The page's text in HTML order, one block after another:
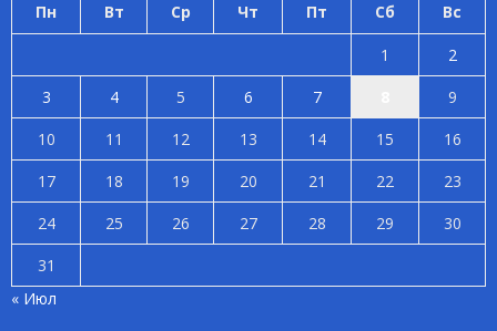
Пн Вт Ср Чт Пт Сб Вс
1
2
3
4 5 6 7
9
10
11 12 13 14 15
16
17
18 19 20 21 22
23
24
25 26 27 28 29
30
31
« Июл